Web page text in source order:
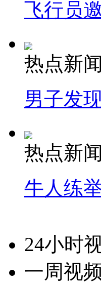
飞行员
热点新闻
男子发
热点新闻
牛人练
24小时
一周视